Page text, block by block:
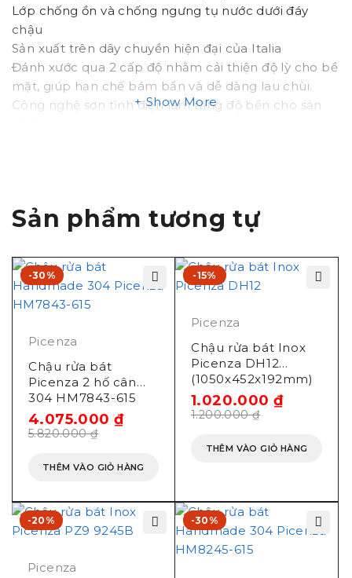
Lớp chống ồn và chống ngưng tụ nước dưới đáy
chậu
Sản xuất trên dây chuyền hiện đại của Italia
Đánh xước qua 2 cấp độ nhằm cải thiện độ lỳ cho bề
mặt, giúp hạn chế bám bẩn và dễ dàng lau chùi.
Công nghệ sơn tĩnh điện làm tăng độ bền cho sản
Công nghệ sản xuất: Italy
Show More
Sản phẩm tương tự
-30%
Picenza
Chậu rửa bát
Picenza 2 hố cân
304 HM7843-615
(780x430mm)
5.820.000₫
4.075.000₫
THÊM VÀO GIỎ HÀNG
-15%
Picenza
Chậu rửa bát Inox
Picenza DH12
(1050x452x192mm)
1.200.000₫
1.020.000₫
THÊM VÀO GIỎ HÀNG
-20%
Picenza
-30%